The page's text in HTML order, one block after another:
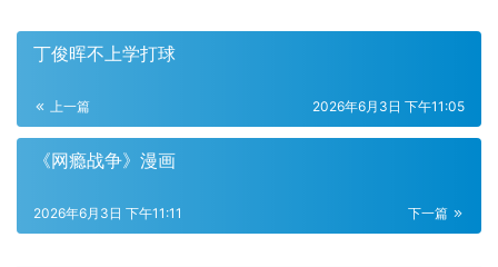
丁俊晖不上学打球
上一篇 2026年6月3日 下午11:05
《网瘾战争》漫画
下一篇
2026年6月3日 下午11:11